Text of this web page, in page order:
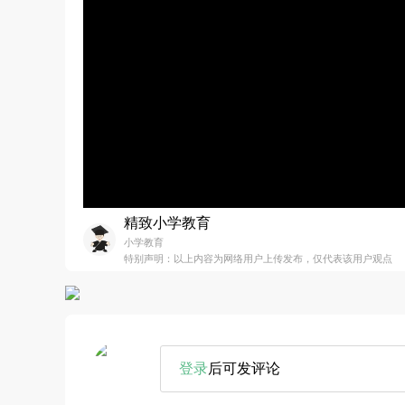
精致小学教育
小学教育
特别声明：以上内容为网络用户上传发布，仅代表该用户观点
登录后可发评论